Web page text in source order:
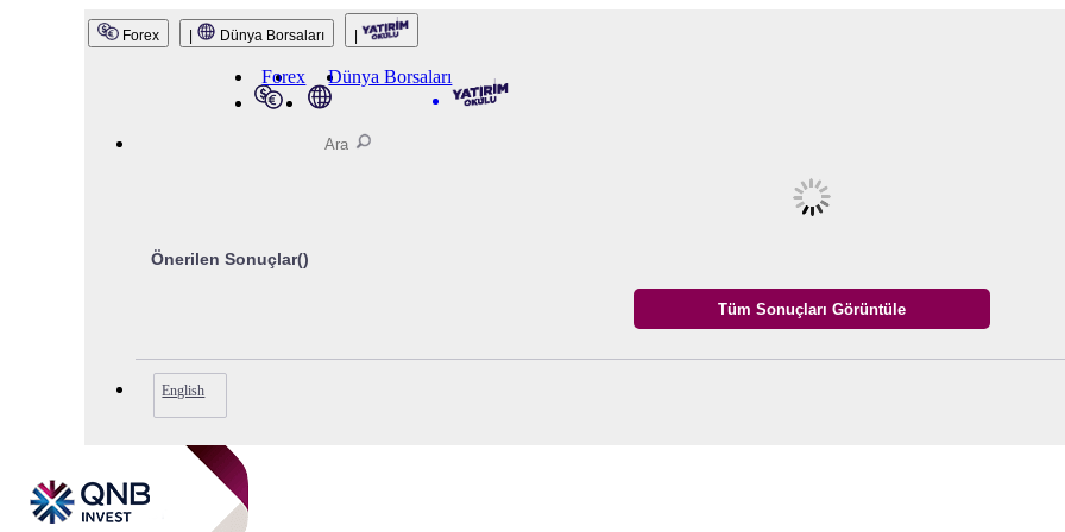
QNB Invest
Forex Dünya Borsaları
Forex Dünya Borsaları
Önerilen Sonuçlar()
English